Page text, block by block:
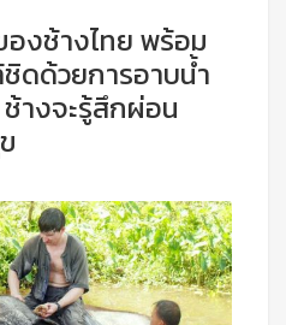
งช้างไทย พร้อม
ดด้วยการอาบน้ำ
างจะรู้สึกผ่อน